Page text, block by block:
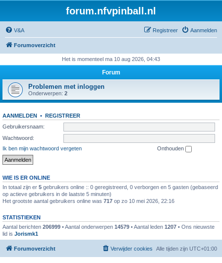
forum.nfvpinball.nl
V&A Aanmelden
Registreer
Forumoverzicht
Het is momenteel ma 10 aug 2026, 04:43
Forum
Problemen met inloggen
Onderwerpen: 2
AANMELDEN • REGISTREER
Gebruikersnaam:
Wachtwoord:
Ik ben mijn wachtwoord vergeten
Onthouden
WIE IS ER ONLINE
In totaal zijn er 5 gebruikers online :: 0 geregistreerd, 0 verborgen en 5 gasten (gebaseerd
op actieve gebruikers in de laatste 5 minuten)
Het grootste aantal gebruikers online was 717 op zo 10 mei 2026, 22:16
STATISTIEKEN
Aantal berichten 206999 • Aantal onderwerpen 14579 • Aantal leden 1207 • Ons nieuwste
lid is Jorismk1
Forumoverzicht Alle tijden zijn UTC+01:00
Verwijder cookies